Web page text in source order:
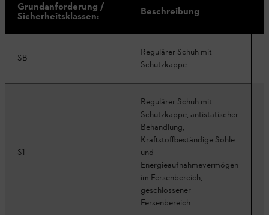
Grundanforderung /
Sicherheitsklassen: Beschreibung
SB
Regulärer Schuh mit
Schutzkappe
S1
Regulärer Schuh mit
Schutzkappe, antistatischer
Behandlung,
Kraftstoffbeständige Sohle
und
Energieaufnahmevermögen
im Fersenbereich,
geschlossener
Fersenbereich